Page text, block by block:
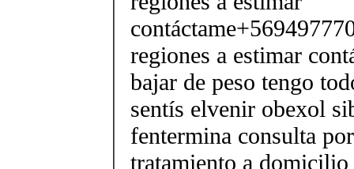
regiones a estimar
bajar de peso tengo
sentís elvenir obexol
fentermina consulta
tratamiento a